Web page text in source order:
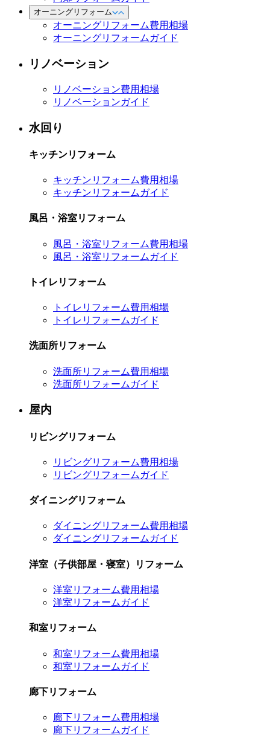
オーニングリフォーム
オーニングリフォーム費用相場
オーニングリフォームガイド
リノベーション
リノベーション費用相場
リノベーションガイド
水回り
キッチンリフォーム
キッチンリフォーム費用相場
キッチンリフォームガイド
風呂・浴室リフォーム
風呂・浴室リフォーム費用相場
風呂・浴室リフォームガイド
トイレリフォーム
トイレリフォーム費用相場
トイレリフォームガイド
洗面所リフォーム
洗面所リフォーム費用相場
洗面所リフォームガイド
屋内
リビングリフォーム
リビングリフォーム費用相場
リビングリフォームガイド
ダイニングリフォーム
ダイニングリフォーム費用相場
ダイニングリフォームガイド
洋室（子供部屋・寝室）リフォーム
洋室リフォーム費用相場
洋室リフォームガイド
和室リフォーム
和室リフォーム費用相場
和室リフォームガイド
廊下リフォーム
廊下リフォーム費用相場
廊下リフォームガイド